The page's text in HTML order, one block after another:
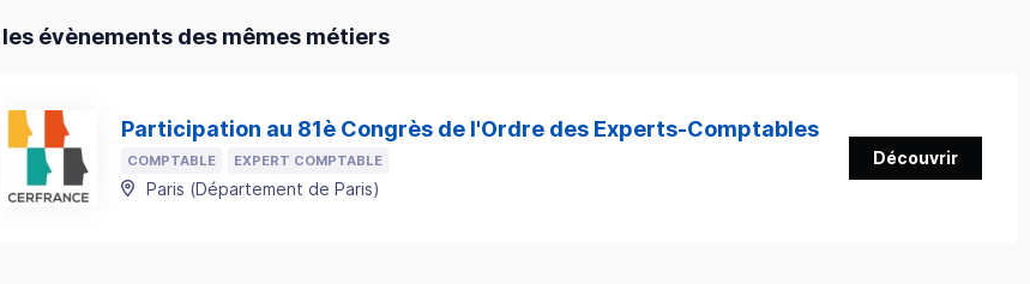
évènements des mêmes métiers
Participation au 81è Congrès de l'Ordre des Experts-Comptables
COMPTABLE EXPERT COMPTABLE
Paris (Département de Paris)
Découvrir